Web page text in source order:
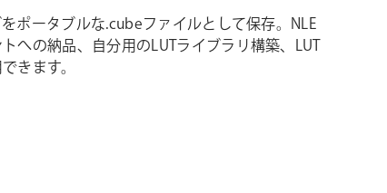
ポータブルな.cubeファイルとして保存。NLE
への納品、自分用のLUTライブラリ構築、LUT
きます。